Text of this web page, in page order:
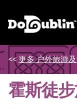
<< 更多 户外旅游
霍斯徒步